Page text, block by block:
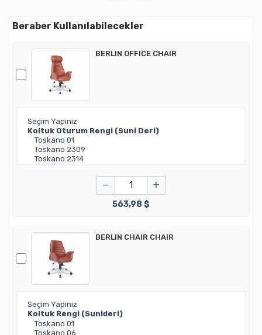
Beraber Kullanılabilecekler
BERLIN OFFICE CHAIR
− +
563,98 $
BERLIN CHAIR CHAIR